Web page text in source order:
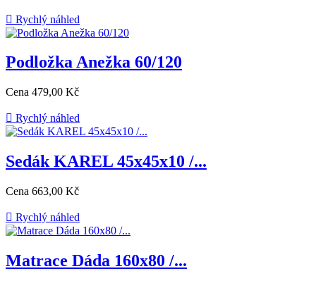
 Rychlý náhled
Podložka Anežka 60/120
Cena 479,00 Kč
 Rychlý náhled
Sedák KAREL 45x45x10 /...
Cena 663,00 Kč
 Rychlý náhled
Matrace Dáda 160x80 /...